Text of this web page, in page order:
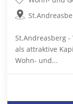
St.Andreasberg
als attraktive
Wohn- und...